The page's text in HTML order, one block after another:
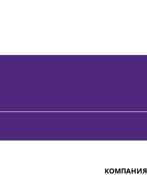
КОМПАНИЯ